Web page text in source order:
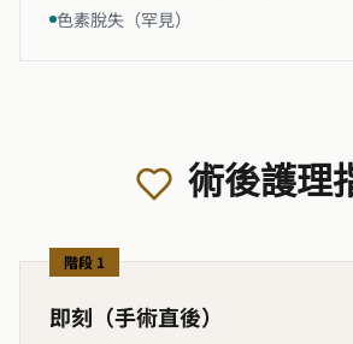
色素脫失（罕見）
術後護理
階段 1
即刻（手術直後）